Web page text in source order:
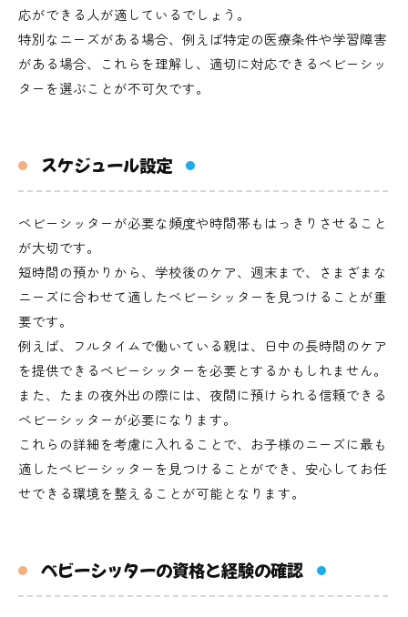
応ができる人が適しているでしょう。
特別なニーズがある場合、例えば特定の医療条件や学習障害
がある場合、これらを理解し、適切に対応できるベビーシッ
ターを選ぶことが不可欠です。
スケジュール設定
ベビーシッターが必要な頻度や時間帯もはっきりさせること
が大切です。
短時間の預かりから、学校後のケア、週末まで、さまざまな
ニーズに合わせて適したベビーシッターを見つけることが重
要です。
例えば、フルタイムで働いている親は、日中の長時間のケア
を提供できるベビーシッターを必要とするかもしれません。
また、たまの夜外出の際には、夜間に預けられる信頼できる
ベビーシッターが必要になります。
これらの詳細を考慮に入れることで、お子様のニーズに最も
適したベビーシッターを見つけることができ、安心してお任
せできる環境を整えることが可能となります。
ベビーシッターの資格と経験の確認